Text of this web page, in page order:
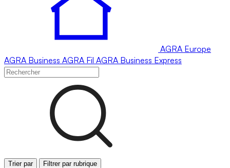
AGRA Europe
AGRA Business AGRA Fil AGRA Business Express
Trier par Filtrer par rubrique